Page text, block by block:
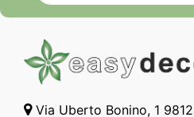
Via Uberto Bonino, 1